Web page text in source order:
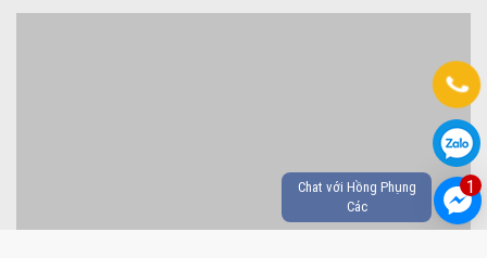
1
Chat với Hồng Phụng
Các